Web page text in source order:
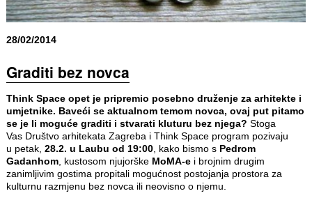
28/02/2014
Graditi bez novca
Think Space opet je pripremio posebno druženje za arhitekte i
umjetnike. Baveći se aktualnom temom novca, ovaj put pitamo
se je li moguće graditi i stvarati kluturu bez njega? Stoga
Vas Društvo arhitekata Zagreba i Think Space program pozivaju
u petak, 28.2. u Laubu od 19:00, kako bismo s Pedrom
Gadanhom, kustosom njujorške MoMA-e i brojnim drugim
zanimljivim gostima propitali mogućnost postojanja prostora za
kulturnu razmjenu bez novca ili neovisno o njemu.